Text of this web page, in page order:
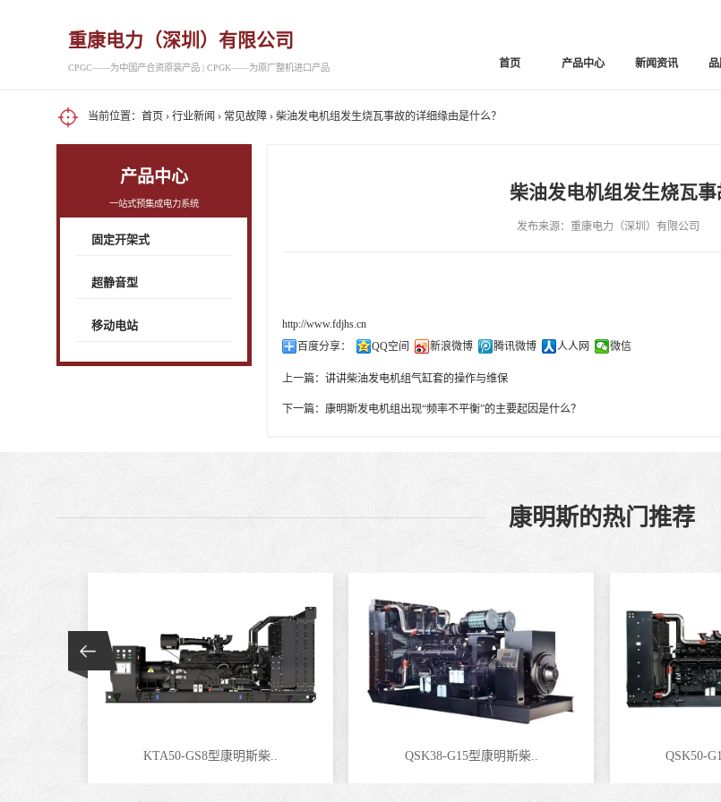
重康电力（深圳）有限公司
CPGC——为中国产合资原装产品 | CPGK——为原厂整机进口产品 首页 产品中心 新闻资讯
当前位置： 首页 › 行业新闻 › 常见故障› 柴油发电机组发生烧瓦事故的详细缘由是什么？
产品中心
一站式预集成电力系统
固定开架式
超静音型
移动电站
柴油发电机组发生烧瓦事
发布来源：重康电力（深圳）有限公司
http://www.fdjhs.cn
百度分享：
QQ空间 新浪微博 腾讯微博 人人网 微信
上一篇：讲讲柴油发电机组气缸套的操作与维保
下一篇：康明斯发电机组出现“频率不平衡”的主要起因是什么？
康明斯的热门推荐
KTA50-GS8型康明斯柴.. QSK38-G15型康明斯柴.. QSK50-